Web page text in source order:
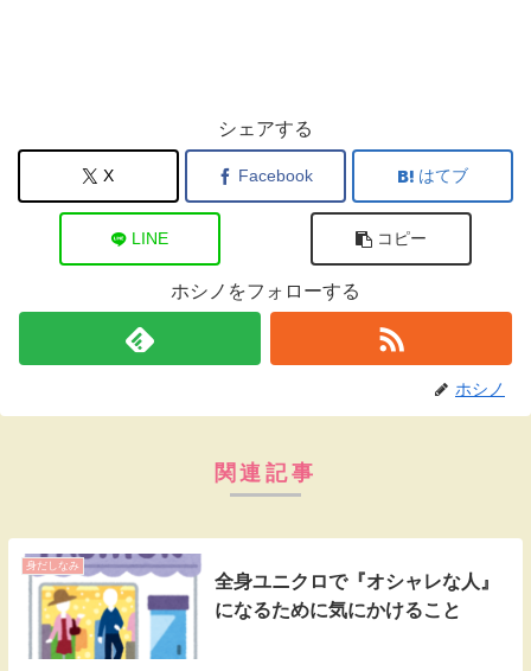
シェアする
X Facebook はてブ
LINE コピー
ホシノをフォローする
ホシノ
関連記事
身だしなみ
全身ユニクロで『オシャレな人』
になるために気にかけること